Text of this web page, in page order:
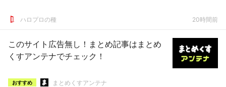
ハロプロの種 20時間前
このサイト広告無し！まとめ記事はまとめ
くすアンテナでチェック！
おすすめ まとめくすアンテナ